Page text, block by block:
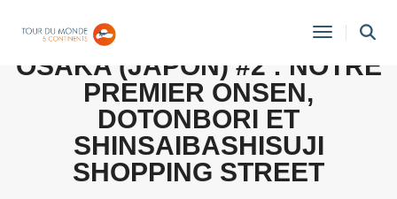
Toggle
CARNET DE VOYAGE
OSAKA (JAPON) #2 : NOTRE
PREMIER ONSEN,
DOTONBORI ET
SHINSAIBASHISUJI
SHOPPING STREET